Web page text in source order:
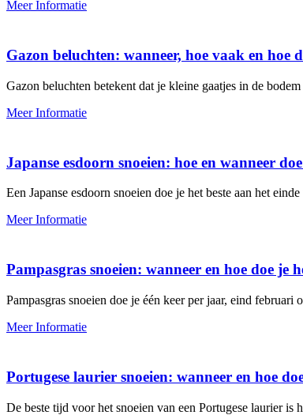
Meer Informatie
Gazon beluchten: wanneer, hoe vaak en hoe
Gazon beluchten betekent dat je kleine gaatjes in de
Meer Informatie
Japanse esdoorn snoeien: hoe en wanneer
Een Japanse esdoorn snoeien doe je het beste aan het
Meer Informatie
Pampasgras snoeien: wanneer en hoe doe je
Pampasgras snoeien doe je één keer per jaar, eind
Meer Informatie
Portugese laurier snoeien: wanneer en hoe
De beste tijd voor het snoeien van een Portugese laurier is